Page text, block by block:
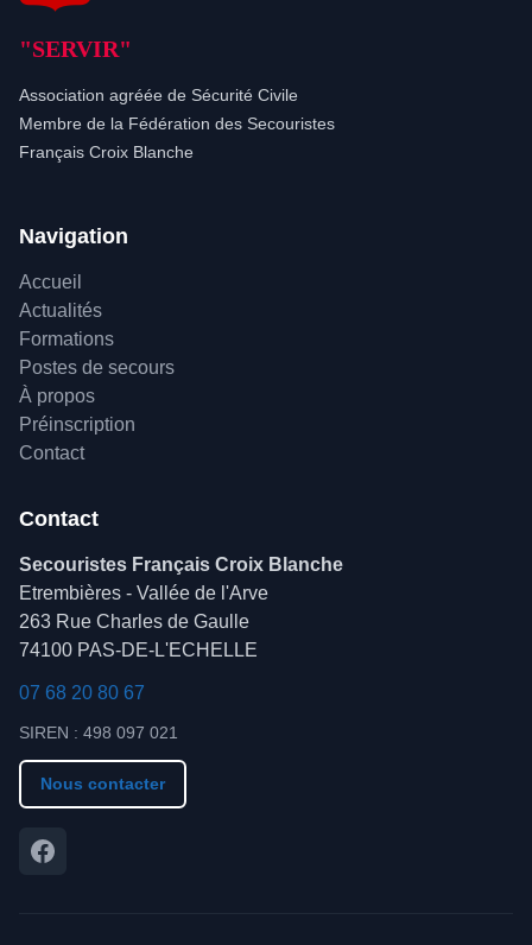
"SERVIR"
Association agréée de Sécurité Civile
Membre de la Fédération des Secouristes
Français Croix Blanche
Navigation
Accueil
Actualités
Formations
Postes de secours
À propos
Préinscription
Contact
Contact
Secouristes Français Croix Blanche
Etrembières - Vallée de l'Arve
263 Rue Charles de Gaulle
74100 PAS-DE-L'ECHELLE
07 68 20 80 67
SIREN : 498 097 021
Nous contacter